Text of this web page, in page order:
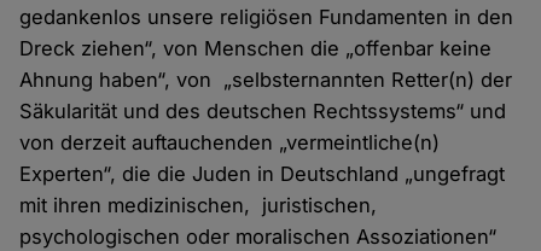
gedankenlos unsere religiösen Fundamenten in den
Dreck ziehen“, von Menschen die „offenbar keine
Ahnung haben“, von „selbsternannten Retter(n) der
Säkularität und des deutschen Rechtssystems“ und
von derzeit auftauchenden „vermeintliche(n)
Experten“, die die Juden in Deutschland „ungefragt
mit ihren medizinischen, juristischen,
psychologischen oder moralischen Assoziationen“